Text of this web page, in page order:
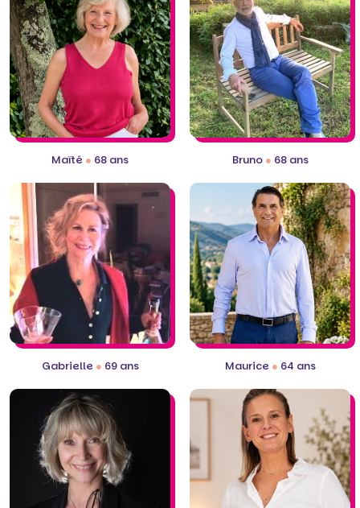
Maïté ● 68 ans Bruno ● 68 ans
Gabrielle ● 69 ans Maurice ● 64 ans